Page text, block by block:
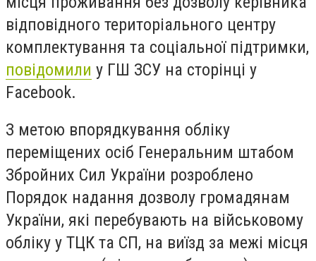
відповідного територіального центру
комплектування та соціальної підтримки,
повідомили у ГШ ЗСУ на сторінці у
Facebook.
З метою впорядкування обліку
переміщених осіб Генеральним штабом
Збройних Сил України розроблено
Порядок надання дозволу громадянам
України, які перебувають на військовому
обліку у ТЦК та СП, на виїзд за межі місця